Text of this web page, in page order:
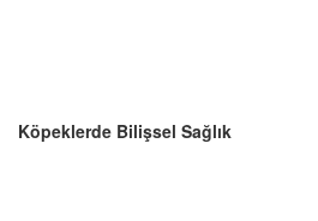
Köpeklerde Bilişsel Sağlık